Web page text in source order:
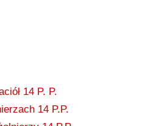
14 P. P.
14 P.P.